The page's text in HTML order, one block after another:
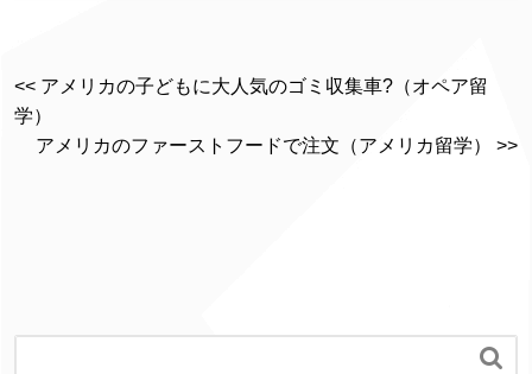
<< アメリカの子どもに大人気のゴミ収集車?（オペア留
学）
アメリカのファーストフードで注文（アメリカ留学） >>
